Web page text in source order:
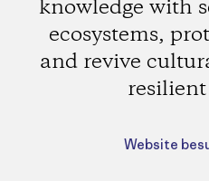
knowledge with
ecosystems,
and revive
Website